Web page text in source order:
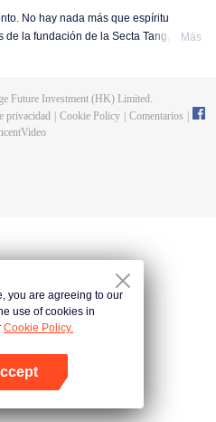
No hay nada más que espíritu
la fundación de la Secta Tang, está
de utensilios del alma que condujo
secretos por revelar.
Más
Future Investment (HK) Limited.
privacidad Cookie Policy Comentarios
you are agreeing to our
use of cookies in
Cookie Policy.